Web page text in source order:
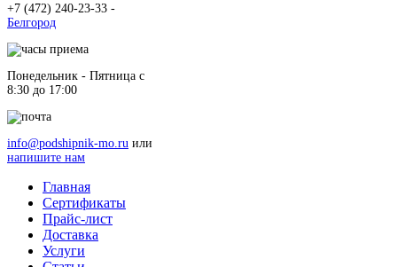
+7 (472) 240-23-33 -
Белгород
Понедельник - Пятница c
8:30 до 17:00
info@podshipnik-mo.ru или
напишите нам
Главная
Сертификаты
Прайс-лист
Доставка
Услуги